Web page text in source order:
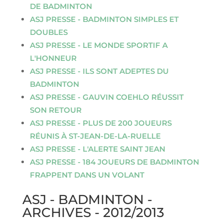
DE BADMINTON
ASJ PRESSE - BADMINTON SIMPLES ET
DOUBLES
ASJ PRESSE - LE MONDE SPORTIF A
L'HONNEUR
ASJ PRESSE - ILS SONT ADEPTES DU
BADMINTON
ASJ PRESSE - GAUVIN COEHLO RÉUSSIT
SON RETOUR
ASJ PRESSE - PLUS DE 200 JOUEURS
RÉUNIS À ST-JEAN-DE-LA-RUELLE
ASJ PRESSE - L'ALERTE SAINT JEAN
ASJ PRESSE - 184 JOUEURS DE BADMINTON
FRAPPENT DANS UN VOLANT
ASJ - BADMINTON -
ARCHIVES - 2012/2013